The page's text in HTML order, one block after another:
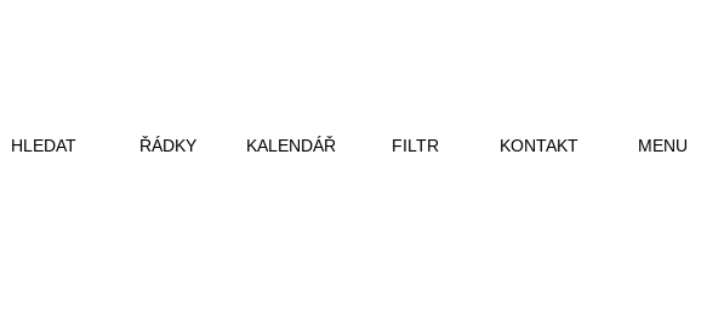
HLEDAT ŘÁDKY KALENDÁŘ FILTR KONTAKT MENU